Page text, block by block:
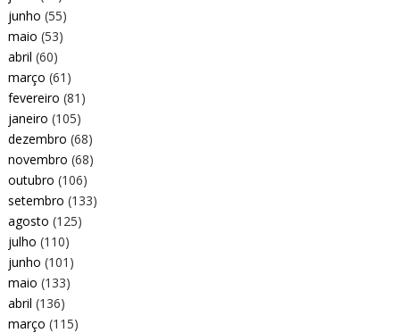
junho (55)
maio (53)
abril (60)
março (61)
fevereiro (81)
janeiro (105)
dezembro (68)
novembro (68)
outubro (106)
setembro (133)
agosto (125)
julho (110)
junho (101)
maio (133)
abril (136)
março (115)